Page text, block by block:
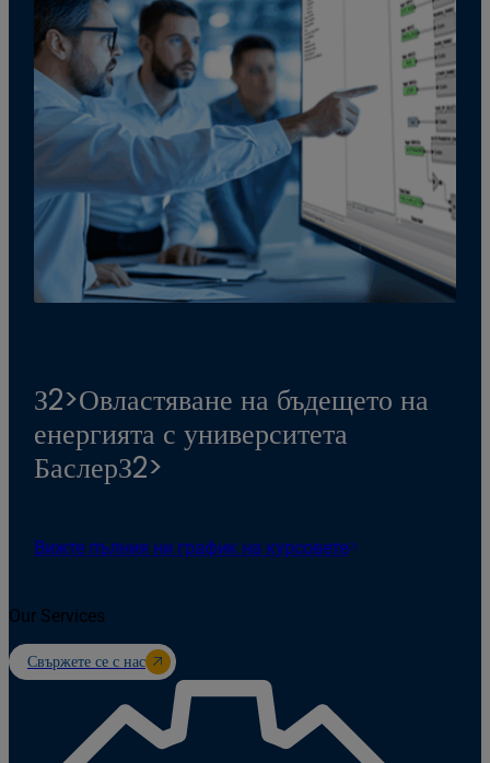
З2>Овластяване на бъдещето на
енергията с университета
БаслерЗ2>
Вижте пълния ни график на курсовете
Our Services
Свържете се с нас